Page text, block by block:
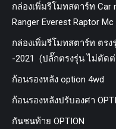
กล่องเพิ่มรีโมทสตาร์ท Car
Ranger Everest Raptor Mc
กล่องเพิ่มรีโมทสตาร์ท ตรง
-2021 (ปลั๊กตรงรุ่น ไม่ตัด
ก้อนรองหลัง option 4wd
ก้อนรองหลังปรับองศา
กันชนท้าย OPTION